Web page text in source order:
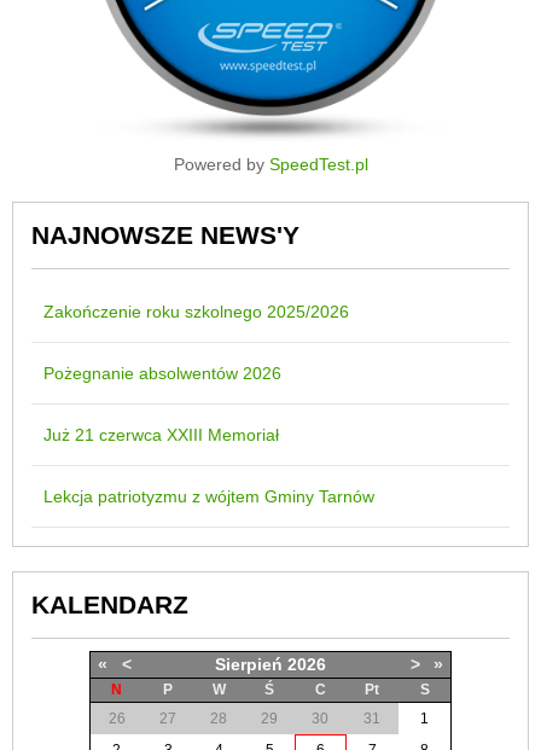
Powered by SpeedTest.pl
NAJNOWSZE NEWS'Y
Zakończenie roku szkolnego 2025/2026
Pożegnanie absolwentów 2026
Już 21 czerwca XXIII Memoriał
Lekcja patriotyzmu z wójtem Gminy Tarnów
KALENDARZ
« < Sierpień 2026 > »
N P W Ś C Pt
S
26
27 28 29 30 31
1